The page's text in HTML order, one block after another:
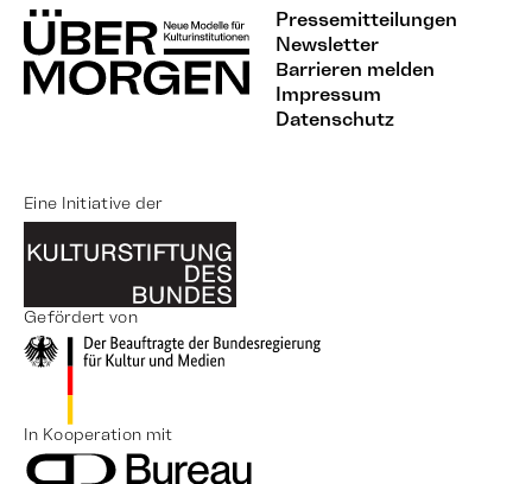
Pressemitteilungen
Newsletter
Barrieren melden
Impressum
Datenschutz
Eine Initiative der
Gefördert von
In Kooperation mit